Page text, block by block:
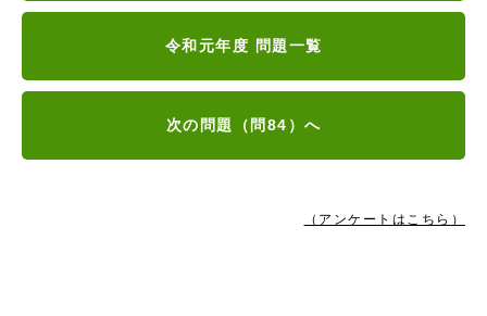
令和元年度 問題一覧
次の問題（問84）へ
（アンケートはこちら）